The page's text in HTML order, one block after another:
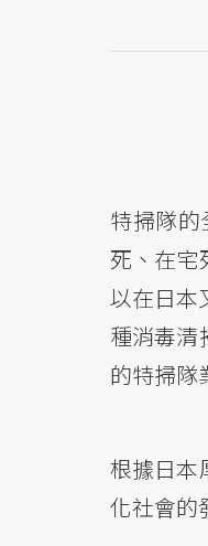
特掃隊
死、在宅
以在日本
種消毒清
的特掃隊
根據日本
化社會的